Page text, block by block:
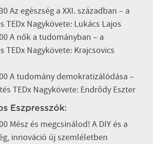
Az egészség a XXI. században – a
TEDx Nagykövete: Lukács Lajos
A nők a tudományban – a
TEDx Nagykövete: Krajcsovics
A tudomány demokratizálódása –
TEDx Nagykövete: Endrődy Eszter
Eszpresszók:
Mész és megcsinálod! A DIY és a
innováció új szemléletben